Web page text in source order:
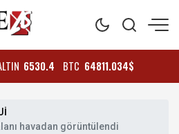
6530.4 BTC 64811.034$
havadan görüntülendi